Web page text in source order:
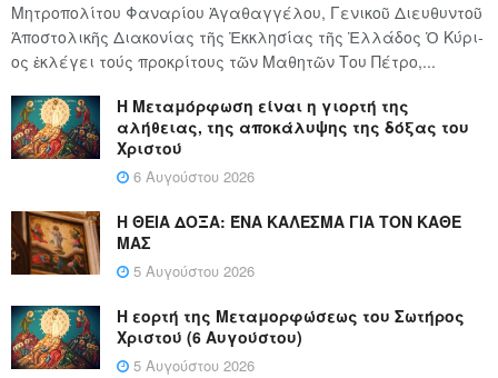
Μητροπολίτου Φαναρίου Ἀγαθαγγέλου, Γενικοῦ Διευθυντοῦ
Ἀποστολικῆς Διακονίας τῆς Ἐκκλησίας τῆς Ἑλλάδος Ὁ Κύ­ρι­
ος ἐκλέγει τούς προ­κρί­τους τῶν Μα­θη­τῶν Του Πέ­τρο,...
Η Μεταμόρφωση είναι η γιορτή της
αλήθειας, της αποκάλυψης της δόξας του
Χριστού
6 Αυγούστου 2026
Η ΘΕΙΑ ΔΟΞΑ: ΈΝΑ ΚΑΛΕΣΜΑ ΓΙΑ ΤΟΝ ΚΑΘΕ
ΜΑΣ
5 Αυγούστου 2026
Η εορτή της Μεταμορφώσεως του Σωτήρος
Χριστού (6 Αυγούστου)
5 Αυγούστου 2026